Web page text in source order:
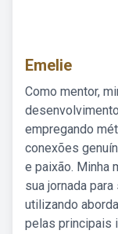
Emelie
Como mentor,
empregando
conexões
e paixão. Minha
sua jornada
utilizando
pelas principais